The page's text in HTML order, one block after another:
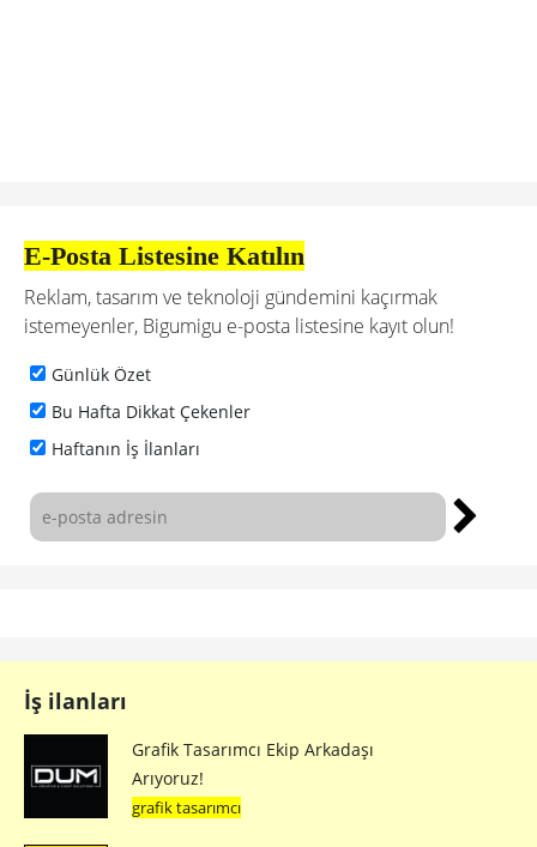
E-Posta Listesine Katılın
Reklam, tasarım ve teknoloji gündemini kaçırmak
istemeyenler, Bigumigu e-posta listesine kayıt olun!
Günlük Özet
Bu Hafta Dikkat Çekenler
Haftanın İş İlanları
İş ilanları
Grafik Tasarımcı Ekip Arkadaşı
Arıyoruz!
grafik tasarımcı